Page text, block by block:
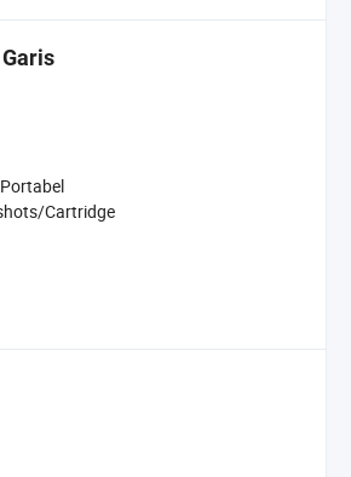
Cartridge